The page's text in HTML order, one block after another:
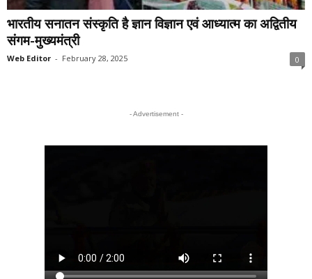
भारतीय सनातन संस्कृति है ज्ञान विज्ञान एवं आध्यात्म का अद्वितीय
संगम-मुख्यमंत्री
Web Editor - February 28, 2025 0
- Advertisement -